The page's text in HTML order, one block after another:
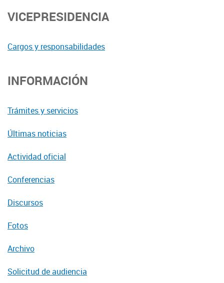
VICEPRESIDENCIA
Cargos y responsabilidades
INFORMACIÓN
Trámites y servicios
Últimas noticias
Actividad oficial
Conferencias
Discursos
Fotos
Archivo
Solicitud de audiencia